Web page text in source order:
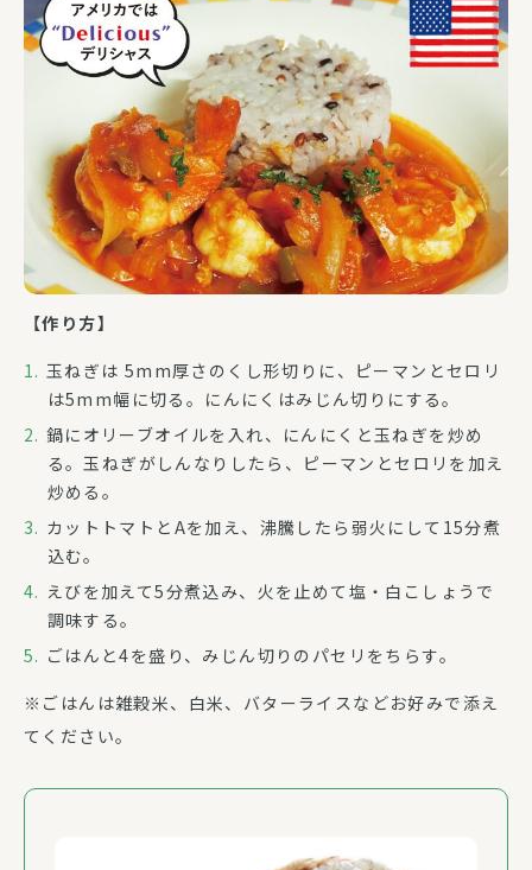
【作り方】
玉ねぎは 5mm厚さのくし形切りに、ピーマンとセロリ
は5mm幅に切る。にんにくはみじん切りにする。
鍋にオリーブオイルを入れ、にんにくと玉ねぎを炒め
る。玉ねぎがしんなりしたら、ピーマンとセロリを加え
炒める。
カットトマトとAを加え、沸騰したら弱火にして15分煮
込む。
えびを加えて5分煮込み、火を止めて塩・白こしょうで
調味する。
ごはんと4を盛り、みじん切りのパセリをちらす。
※ごはんは雑穀米、白米、バターライスなどお好みで添え
てください。